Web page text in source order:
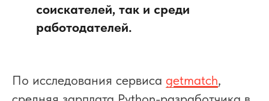
соискателей, так и среди
работодателей.
По исследования сервиса getmatch,